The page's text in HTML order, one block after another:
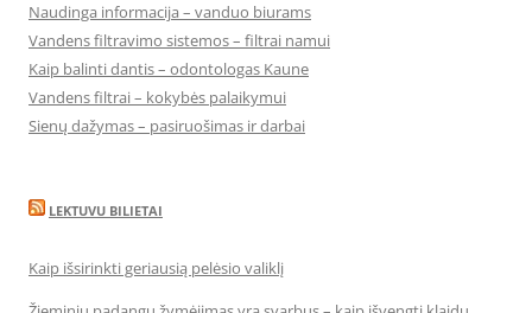
Naudinga informacija – vanduo biurams
Vandens filtravimo sistemos – filtrai namui
Kaip balinti dantis – odontologas Kaune
Vandens filtrai – kokybės palaikymui
Sienų dažymas – pasiruošimas ir darbai
LEKTUVU BILIETAI
Kaip išsirinkti geriausią pelėsio valiklį